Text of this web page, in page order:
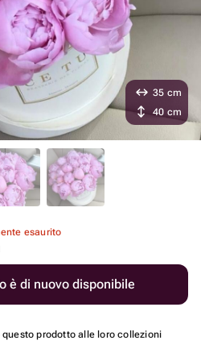
esaurito
è di nuovo disponibile
prodotto alle loro collezioni
35 cm
40 cm